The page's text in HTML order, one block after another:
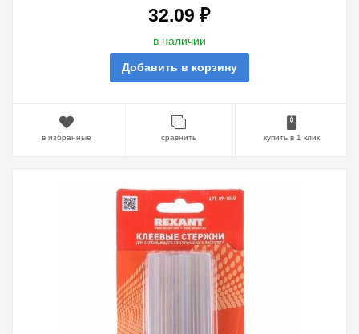
32.09 ₽
в наличии
Добавить в корзину
в избранные сравнить купить в 1 клик